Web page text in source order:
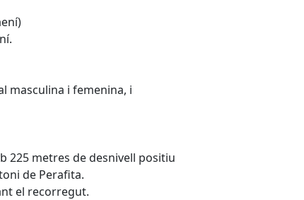
masculina i femenina, i
225 metres de desnivell positiu
de Perafita.
el recorregut.